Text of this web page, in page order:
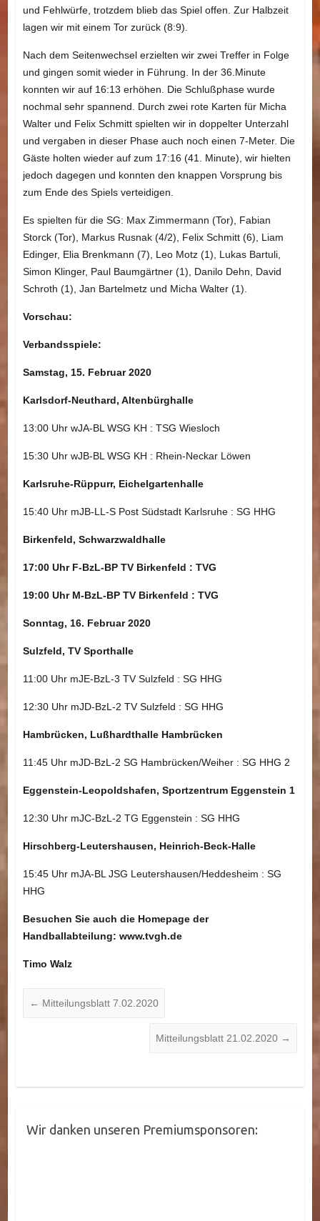
und Fehlwürfe, trotzdem blieb das Spiel offen. Zur Halbzeit
lagen wir mit einem Tor zurück (8:9).
Nach dem Seitenwechsel erzielten wir zwei Treffer in Folge
und gingen somit wieder in Führung. In der 36.Minute
konnten wir auf 16:13 erhöhen. Die Schlußphase wurde
nochmal sehr spannend. Durch zwei rote Karten für Micha
Walter und Felix Schmitt spielten wir in doppelter Unterzahl
und vergaben in dieser Phase auch noch einen 7-Meter. Die
Gäste holten wieder auf zum 17:16 (41. Minute), wir hielten
jedoch dagegen und konnten den knappen Vorsprung bis
zum Ende des Spiels verteidigen.
Es spielten für die SG: Max Zimmermann (Tor), Fabian
Storck (Tor), Markus Rusnak (4/2), Felix Schmitt (6), Liam
Edinger, Elia Brenkmann (7), Leo Motz (1), Lukas Bartuli,
Simon Klinger, Paul Baumgärtner (1), Danilo Dehn, David
Schroth (1), Jan Bartelmetz und Micha Walter (1).
Vorschau:
Verbandsspiele:
Samstag, 15. Februar 2020
Karlsdorf-Neuthard, Altenbürghalle
13:00 Uhr wJA-BL WSG KH : TSG Wiesloch
15:30 Uhr wJB-BL WSG KH : Rhein-Neckar Löwen
Karlsruhe-Rüppurr, Eichelgartenhalle
15:40 Uhr mJB-LL-S Post Südstadt Karlsruhe : SG HHG
Birkenfeld, Schwarzwaldhalle
17:00 Uhr F-BzL-BP TV Birkenfeld : TVG
19:00 Uhr M-BzL-BP TV Birkenfeld : TVG
Sonntag, 16. Februar 2020
Sulzfeld, TV Sporthalle
11:00 Uhr mJE-BzL-3 TV Sulzfeld : SG HHG
12:30 Uhr mJD-BzL-2 TV Sulzfeld : SG HHG
Hambrücken, Lußhardthalle Hambrücken
11:45 Uhr mJD-BzL-2 SG Hambrücken/Weiher : SG HHG 2
Eggenstein-Leopoldshafen, Sportzentrum Eggenstein 1
12:30 Uhr mJC-BzL-2 TG Eggenstein : SG HHG
Hirschberg-Leutershausen, Heinrich-Beck-Halle
15:45 Uhr mJA-BL JSG Leutershausen/Heddesheim : SG
HHG
Besuchen Sie auch die Homepage der
Handballabteilung: www.tvgh.de
Timo Walz
← Mitteilungsblatt 7.02.2020
Mitteilungsblatt 21.02.2020 →
Wir danken unseren Premiumsponsoren: